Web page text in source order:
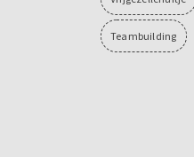
Teambuilding